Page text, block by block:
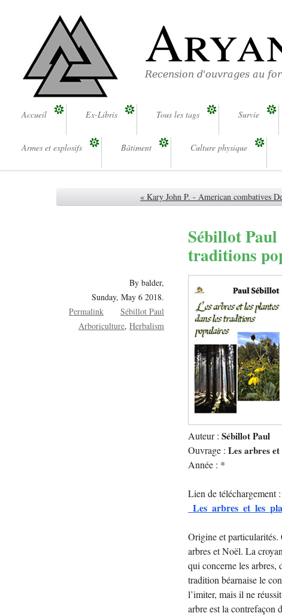
Recension d'ouvrages au
Accueil Ex-Libris Tous les tags Survie
Armes et explosifs Bâtiment Culture physique
« Kary John P. - American combatives
Sébillot Paul
traditions
By balder,
Sunday, May 6 2018.
Permalink
Sébillot Paul
Arboriculture Herbalism
Auteur :Sébillot Paul
Ouvrage :Les arbres
Année : *
Lien de téléchargement
Origine et particularités.
arbres et Noël. La
qui concerne les arbres,
tradition béarnaise le
l’imiter, mais il ne
arbre est la contrefaçon